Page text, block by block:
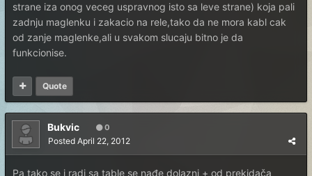
strane iza onog veceg uspravnog isto sa leve strane) koja pali
zadnju maglenku i zakacio na rele,tako da ne mora kabl cak
od zanje maglenke,ali u svakom slucaju bitno je da
funkcionise.
Quote
Bukvic 0
Posted April 22, 2012
Pa tako se i radi sa table se nađe dolazni + od prekidača